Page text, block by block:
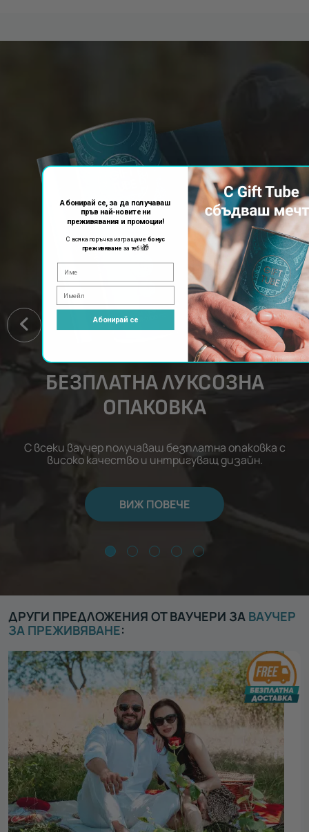
БЕЗПЛАТНА ЛУКСОЗНА
ОПАКОВКА
С всеки ваучер получаваш безплатна опаковка с
високо качество и интригуващ дизайн.
ВИЖ ПОВЕЧЕ
ДРУГИ ПРЕДЛОЖЕНИЯ ОТ ВАУЧЕРИ ЗА ВАУЧЕР
ЗА ПРЕЖИВЯВАНЕ:
Абонирай се, за да получаваш
пръв най-новите ни
преживявания и промоции!
С всяка поръчка изпращаме бонус
преживяванеза теб!🎁
Абонирай се